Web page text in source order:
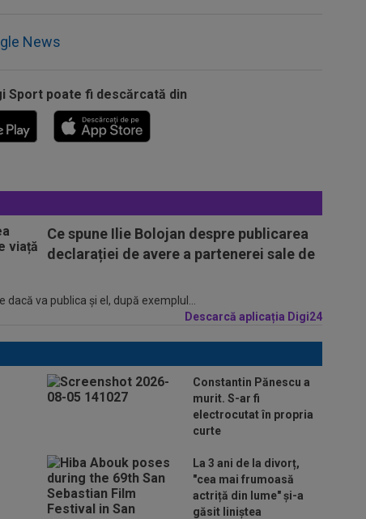
News
Sport poate fi descărcată din
Ce spune Ilie Bolojan despre publicarea
declarației de avere a partenerei sale de
va publica şi el, după exemplul...
Descarcă aplicația Digi24
Constantin Pănescu a
murit. S-ar fi
electrocutat în propria
curte
La 3 ani de la divorț,
"cea mai frumoasă
actriță din lume" și-a
găsit liniștea